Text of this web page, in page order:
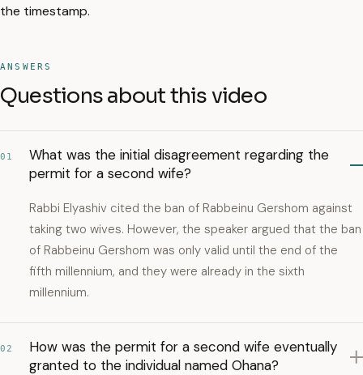
the timestamp.
ANSWERS
Questions about this video
01
What was the initial disagreement regarding the
permit for a second wife?
Rabbi Elyashiv cited the ban of Rabbeinu Gershom against
taking two wives. However, the speaker argued that the ban
of Rabbeinu Gershom was only valid until the end of the
fifth millennium, and they were already in the sixth
millennium.
02
How was the permit for a second wife eventually
granted to the individual named Ohana?